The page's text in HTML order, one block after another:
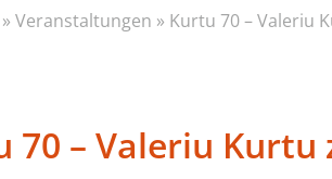
»Veranstaltungen » Kurtu 70 – Valeriu
70 – Valeriu